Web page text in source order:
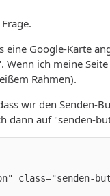
Google-Karte
ich meine
Rahmen).
wir den
dann auf "senden-